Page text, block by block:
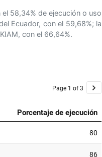
58,34% de ejecución o uso
Ecuador, con el 59,68%; la
con el 66,64%.